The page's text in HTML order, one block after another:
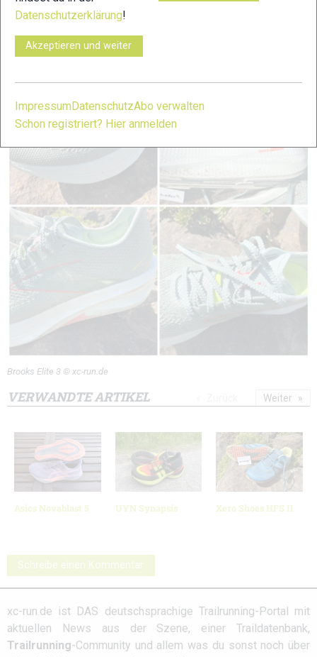
Ein hochpreisiger Allrounder für das Tempotraining, bei dem
man auf Komfort nicht verzichten muss.
Brooks Elite 3 © xc-run.de
VERWANDTE ARTIKEL
Asics Novablast 5 UYN Synapsis Xero Shoes HFS II
Weiter
Schreibe einen Kommentar
xc-run.de ist DAS deutschsprachige Trailrunning-Portal mit
aktuellen News aus der Szene, einer Traildatenbank,
Trailrunning-Community und allem was du sonst noch über
Datenschutzerklärung!
Akzeptieren und weiter
Impressum DatenschutzAbo verwalten
Schon registriert? Hier anmelden